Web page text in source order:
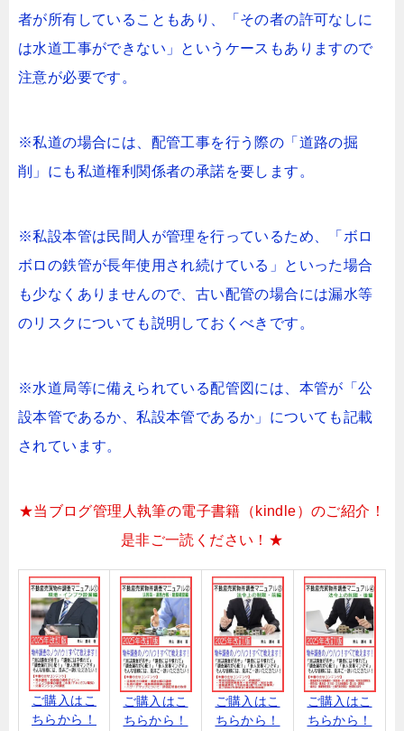
者が所有していることもあり、「その者の許可なしに
は水道工事ができない」というケースもありますので
注意が必要です。
※私道の場合には、配管工事を行う際の「道路の掘
削」にも私道権利関係者の承諾を要します。
※私設本管は民間人が管理を行っているため、「ボロ
ボロの鉄管が長年使用され続けている」といった場合
も少なくありませんので、古い配管の場合には漏水等
のリスクについても説明しておくべきです。
※水道局等に備えられている配管図には、本管が「公
設本管であるか、私設本管であるか」についても記載
されています。
★当ブログ管理人執筆の電子書籍（kindle）のご紹介！
是非ご一読ください！★
ご購入はこ
ちらから！
ご購入はこ
ちらから！
ご購入はこ
ちらから！
ご購入はこ
ちらから！